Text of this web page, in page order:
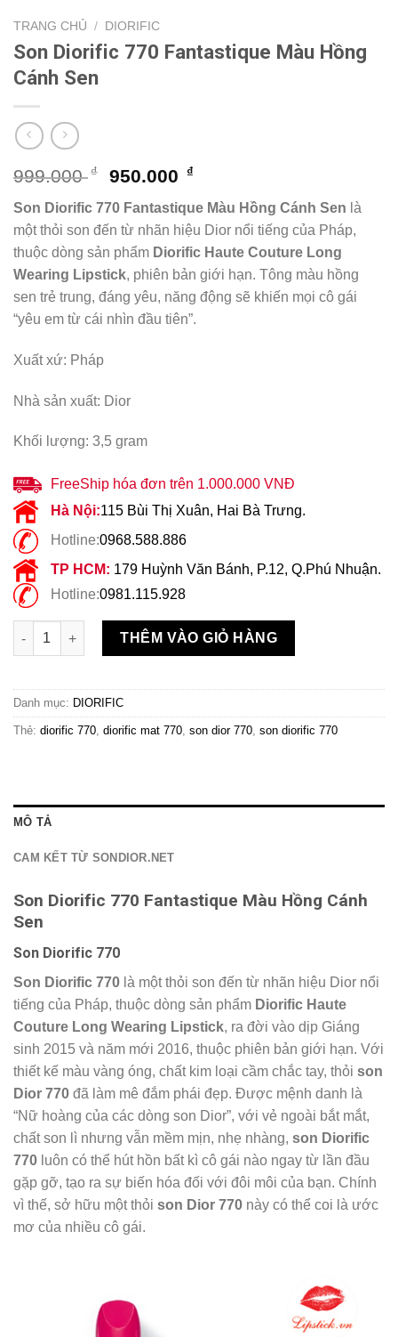
TRANG CHỦ / DIORIFIC
Son Diorific 770 Fantastique Màu Hồng
Cánh Sen
999.000₫
Giá
là:
999.000 ₫.
950.000 ₫
hiện
tại
là:
950.000 ₫.
Son Diorific 770 Fantastique Màu Hồng Cánh Sen là
một thỏi son đến từ nhãn hiệu Dior nổi tiếng của Pháp,
thuộc dòng sản phẩm Diorific Haute Couture Long
Wearing Lipstick, phiên bản giới hạn. Tông màu hồng
sen trẻ trung, đáng yêu, năng động sẽ khiến mọi cô gái
“yêu em từ cái nhìn đầu tiên”.
Xuất xứ: Pháp
Nhà sản xuất: Dior
Khối lượng: 3,5 gram
FreeShip hóa đơn trên 1.000.000 VNĐ
Hà Nội:115 Bùi Thị Xuân, Hai Bà Trưng.
Hotline:0968.588.886
TP HCM: 179 Huỳnh Văn Bánh, P.12, Q.Phú Nhuận.
Hotline:0981.115.928
Son Diorific 770 Fantastique Màu Hồng Cánh Sen số lượng
THÊM VÀO GIỎ HÀNG
Danh mục: DIORIFIC
Thẻ: diorific 770, diorific mat 770, son dior 770, son diorific 770
MÔ TẢ
CAM KẾT TỪ SONDIOR.NET
Son Diorific 770 Fantastique Màu Hồng Cánh
Sen
Son Diorific 770
Son Diorific 770 là một thỏi son đến từ nhãn hiệu Dior nổi
tiếng của Pháp, thuộc dòng sản phẩm Diorific Haute
Couture Long Wearing Lipstick, ra đời vào dịp Giáng
sinh 2015 và năm mới 2016, thuộc phiên bản giới hạn. Với
thiết kế màu vàng óng, chất kim loại cầm chắc tay, thỏi son
Dior 770 đã làm mê đắm phái đẹp. Được mệnh danh là
“Nữ hoàng của các dòng son Dior”, với vẻ ngoài bắt mắt,
chất son lì nhưng vẫn mềm mịn, nhẹ nhàng, son Diorific
770 luôn có thể hút hồn bất kì cô gái nào ngay từ lần đầu
gặp gỡ, tạo ra sự biến hóa đối với đôi môi của bạn. Chính
vì thế, sở hữu một thỏi son Dior 770 này có thể coi là ước
mơ của nhiều cô gái.